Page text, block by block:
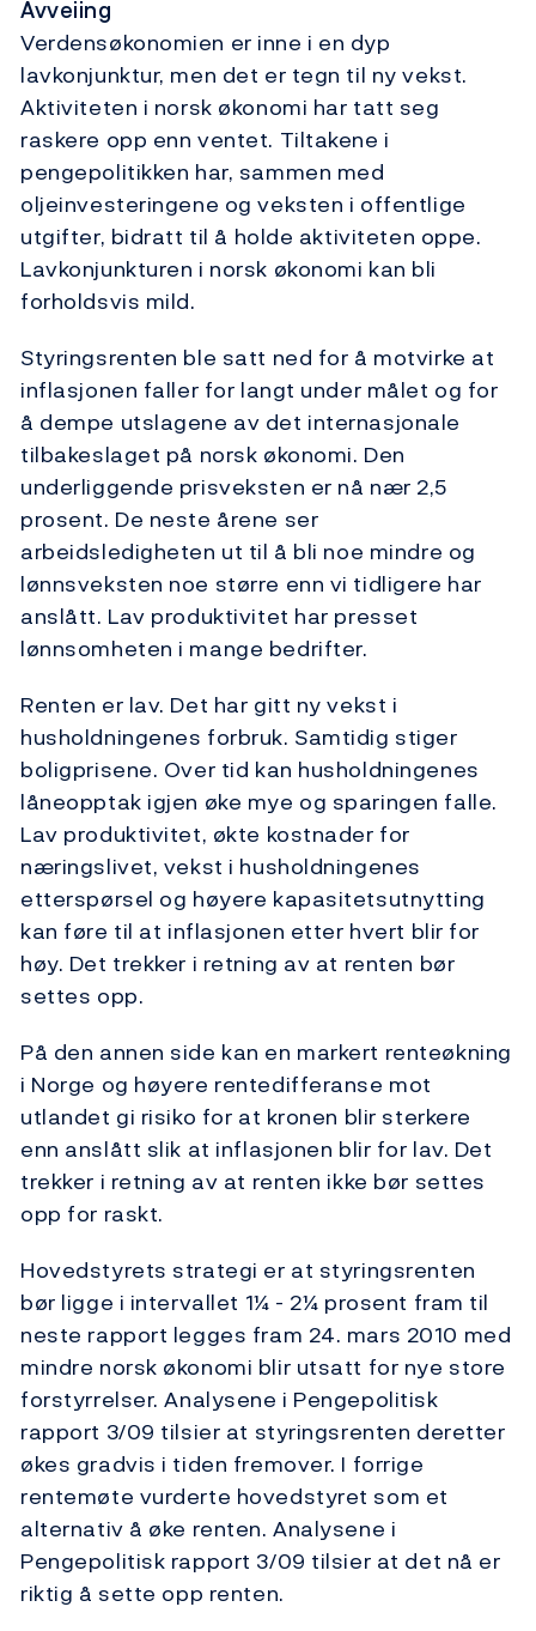
Avveiing
Verdensøkonomien er inne i en dyp
lavkonjunktur, men det er tegn til ny vekst.
Aktiviteten i norsk økonomi har tatt seg
raskere opp enn ventet. Tiltakene i
pengepolitikken har, sammen med
oljeinvesteringene og veksten i offentlige
utgifter, bidratt til å holde aktiviteten oppe.
Lavkonjunkturen i norsk økonomi kan bli
forholdsvis mild.
Styringsrenten ble satt ned for å motvirke at
inflasjonen faller for langt under målet og for
å dempe utslagene av det internasjonale
tilbakeslaget på norsk økonomi. Den
underliggende prisveksten er nå nær 2,5
prosent. De neste årene ser
arbeidsledigheten ut til å bli noe mindre og
lønnsveksten noe større enn vi tidligere har
anslått. Lav produktivitet har presset
lønnsomheten i mange bedrifter.
Renten er lav. Det har gitt ny vekst i
husholdningenes forbruk. Samtidig stiger
boligprisene. Over tid kan husholdningenes
låneopptak igjen øke mye og sparingen falle.
Lav produktivitet, økte kostnader for
næringslivet, vekst i husholdningenes
etterspørsel og høyere kapasitetsutnytting
kan føre til at inflasjonen etter hvert blir for
høy. Det trekker i retning av at renten bør
settes opp.
På den annen side kan en markert renteøkning
i Norge og høyere rentedifferanse mot
utlandet gi risiko for at kronen blir sterkere
enn anslått slik at inflasjonen blir for lav. Det
trekker i retning av at renten ikke bør settes
opp for raskt.
Hovedstyrets strategi er at styringsrenten
bør ligge i intervallet 1¼ - 2¼ prosent fram til
neste rapport legges fram 24. mars 2010 med
mindre norsk økonomi blir utsatt for nye store
forstyrrelser. Analysene i Pengepolitisk
rapport 3/09 tilsier at styringsrenten deretter
økes gradvis i tiden fremover. I forrige
rentemøte vurderte hovedstyret som et
alternativ å øke renten. Analysene i
Pengepolitisk rapport 3/09 tilsier at det nå er
riktig å sette opp renten.